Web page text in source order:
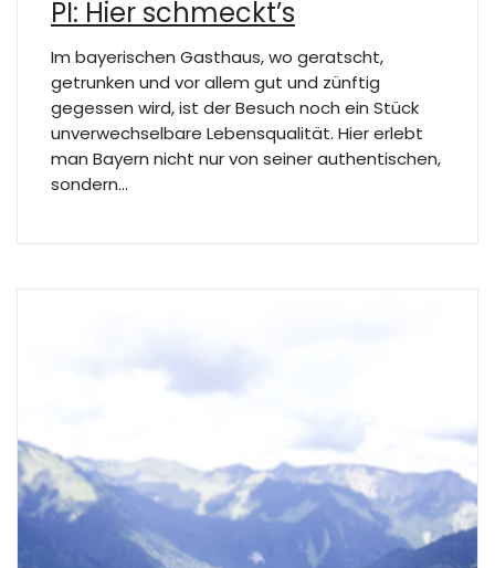
PI: Hier schmeckt’s
Im bayerischen Gasthaus, wo geratscht,
getrunken und vor allem gut und zünftig
gegessen wird, ist der Besuch noch ein Stück
unverwechselbare Lebensqualität. Hier erlebt
man Bayern nicht nur von seiner authentischen,
sondern…